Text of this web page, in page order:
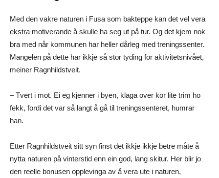
Med den vakre naturen i Fusa som bakteppe kan det vel vera
ekstra motiverande å skulle ha seg ut på tur. Og det kjem nok
bra med når kommunen har heller dårleg med treningssenter.
Mangelen på dette har ikkje så stor tyding for aktivitetsnivået,
meiner Ragnhildstveit.
– Tvert i mot. Ei eg kjenner i byen, klaga over kor lite trim ho
fekk, fordi det var så langt å gå til treningssenteret, humrar
han.
Etter Ragnhildstveit sitt syn finst det ikkje ikkje betre måte å
nytta naturen på vinterstid enn ein god, lang skitur. Her blir jo
den reelle bonusen opplevinga av å vera ute i naturen,